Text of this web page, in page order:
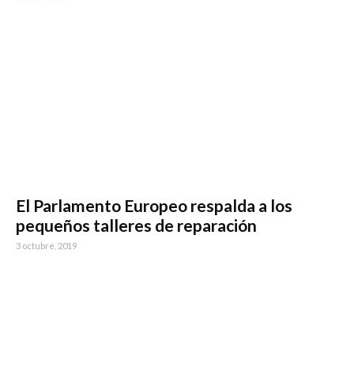
El Parlamento Europeo respalda a los
pequeños talleres de reparación
3 octubre, 2019